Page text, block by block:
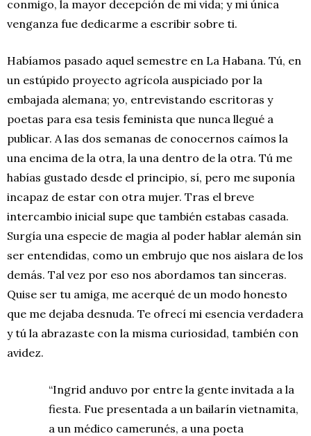
conmigo, la mayor decepción de mi vida; y mi única
venganza fue dedicarme a escribir sobre ti.
Habíamos pasado aquel semestre en La Habana. Tú, en
un estúpido proyecto agrícola auspiciado por la
embajada alemana; yo, entrevistando escritoras y
poetas para esa tesis feminista que nunca llegué a
publicar. A las dos semanas de conocernos caímos la
una encima de la otra, la una dentro de la otra. Tú me
habías gustado desde el principio, sí, pero me suponía
incapaz de estar con otra mujer. Tras el breve
intercambio inicial supe que también estabas casada.
Surgía una especie de magia al poder hablar alemán sin
ser entendidas, como un embrujo que nos aislara de los
demás. Tal vez por eso nos abordamos tan sinceras.
Quise ser tu amiga, me acerqué de un modo honesto
que me dejaba desnuda. Te ofrecí mi esencia verdadera
y tú la abrazaste con la misma curiosidad, también con
avidez.
“Ingrid anduvo por entre la gente invitada a la
fiesta. Fue presentada a un bailarín vietnamita,
a un médico camerunés, a una poeta